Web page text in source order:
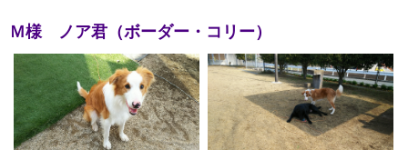
Ｍ様 ノア君（ボーダー・コリー）